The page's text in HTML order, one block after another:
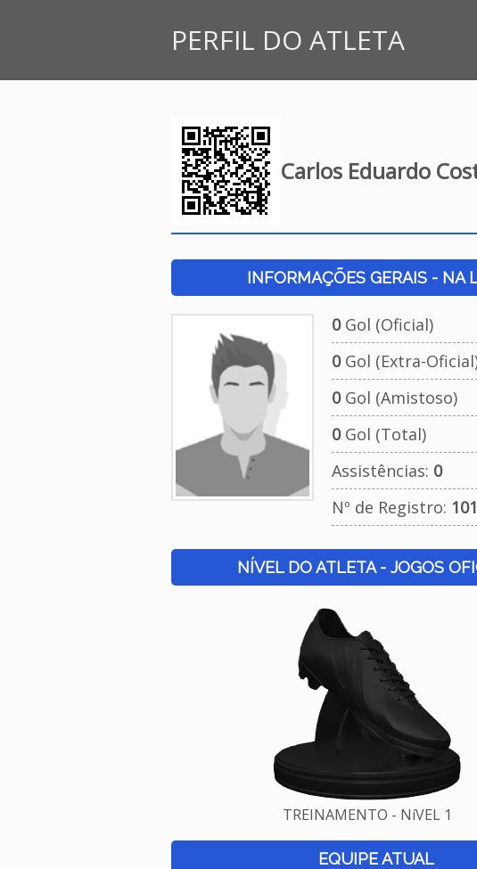
PERFIL DO ATLETA
Carlos Eduardo
INFORMAÇÕES GERAIS - NA
0Gol (Oficial)
0Gol (Extra-
0Gol (Amistoso)
0Gol (Total)
Assistências: 0
Nº de Registro:
NÍVEL DO ATLETA - JOGOS
TREINAMENTO - NíVEL 1
EQUIPE ATUAL